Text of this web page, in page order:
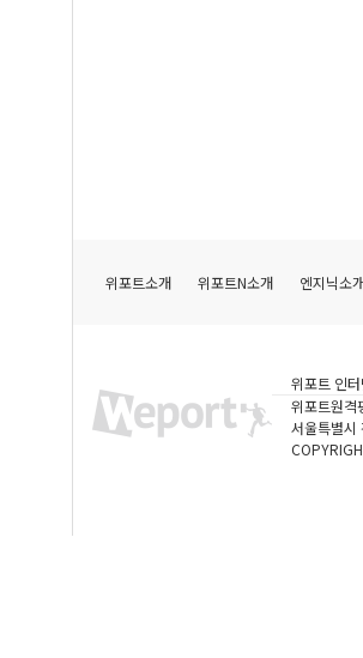
위포트소개 위포트N소개 엔지닉소
위포트 인
위포트원격
서울특별시